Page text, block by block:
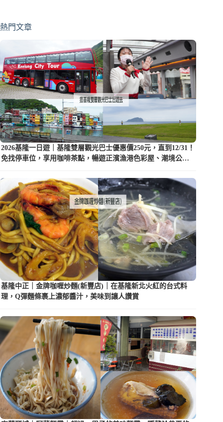
熱門文章
2026基隆一日遊｜基隆雙層觀光巴士優惠價250元，直到12/31！
免找停車位，享用咖啡茶點，暢遊正濱漁港色彩屋、潮境公園
基隆中正｜金牌咖喱炒麵(新豐店)｜在基隆新北火紅的台式料
理，Q彈麵條裹上濃郁醬汁，美味到讓人讚賞